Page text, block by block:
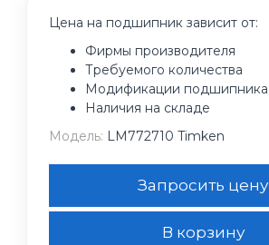
Цена на подшипник зависит от:
Фирмы производителя
Требуемого количества
Модификации подшипника
Наличия на складе
Модель: LM772710 Timken
Запросить цену
В корзину